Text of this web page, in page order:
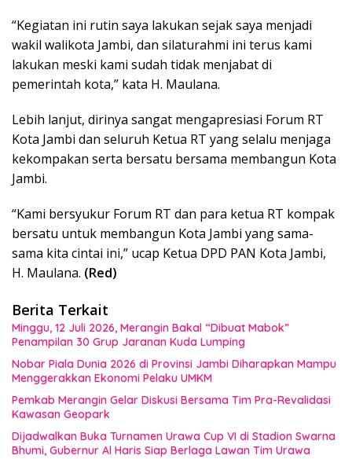
“Kegiatan ini rutin saya lakukan sejak saya menjadi
wakil walikota Jambi, dan silaturahmi ini terus kami
lakukan meski kami sudah tidak menjabat di
pemerintah kota,” kata H. Maulana.
Lebih lanjut, dirinya sangat mengapresiasi Forum RT
Kota Jambi dan seluruh Ketua RT yang selalu menjaga
kekompakan serta bersatu bersama membangun Kota
Jambi.
“Kami bersyukur Forum RT dan para ketua RT kompak
bersatu untuk membangun Kota Jambi yang sama-
sama kita cintai ini,” ucap Ketua DPD PAN Kota Jambi,
H. Maulana. (Red)
Berita Terkait
Minggu, 12 Juli 2026, Merangin Bakal “Dibuat Mabok”
Penampilan 30 Grup Jaranan Kuda Lumping
Nobar Piala Dunia 2026 di Provinsi Jambi Diharapkan Mampu
Menggerakkan Ekonomi Pelaku UMKM
Pemkab Merangin Gelar Diskusi Bersama Tim Pra-Revalidasi
Kawasan Geopark
Dijadwalkan Buka Turnamen Urawa Cup VI di Stadion Swarna
Bhumi, Gubernur Al Haris Siap Berlaga Lawan Tim Urawa